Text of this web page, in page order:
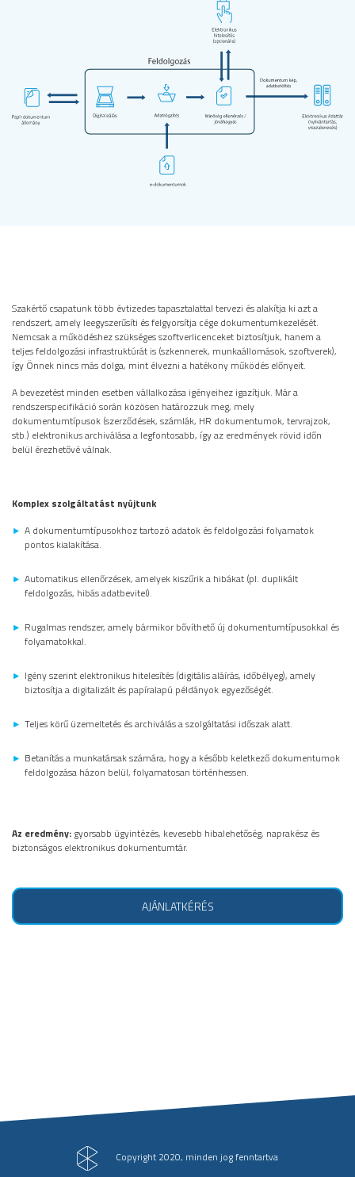
Szakértő csapatunk több évtizedes tapasztalattal tervezi és alakítja ki azt a
rendszert, amely leegyszerűsíti és felgyorsítja cége dokumentumkezelését.
Nemcsak a működéshez szükséges szoftverlicenceket biztosítjuk, hanem a
teljes feldolgozási infrastruktúrát is (szkennerek, munkaállomások, szoftverek),
így Önnek nincs más dolga, mint élvezni a hatékony működés előnyeit.
A bevezetést minden esetben vállalkozása igényeihez igazítjuk. Már a
rendszerspecifikáció során közösen határozzuk meg, mely
dokumentumtípusok (szerződések, számlák, HR dokumentumok, tervrajzok,
stb.) elektronikus archiválása a legfontosabb, így az eredmények rövid időn
belül érezhetővé válnak.
Komplex szolgáltatást nyújtunk
A dokumentumtípusokhoz tartozó adatok és feldolgozási folyamatok
pontos kialakítása.
Automatikus ellenőrzések, amelyek kiszűrik a hibákat (pl. duplikált
feldolgozás, hibás adatbevitel).
Rugalmas rendszer, amely bármikor bővíthető új dokumentumtípusokkal és
folyamatokkal.
Igény szerint elektronikus hitelesítés (digitális aláírás, időbélyeg), amely
biztosítja a digitalizált és papíralapú példányok egyezőségét.
Teljes körű üzemeltetés és archiválás a szolgáltatási időszak alatt.
Betanítás a munkatársak számára, hogy a később keletkező dokumentumok
feldolgozása házon belül, folyamatosan történhessen.
Az eredmény: gyorsabb ügyintézés, kevesebb hibalehetőség, naprakész és
biztonságos elektronikus dokumentumtár.
AJÁNLATKÉRÉS
Copyright 2020, minden jog fenntartva